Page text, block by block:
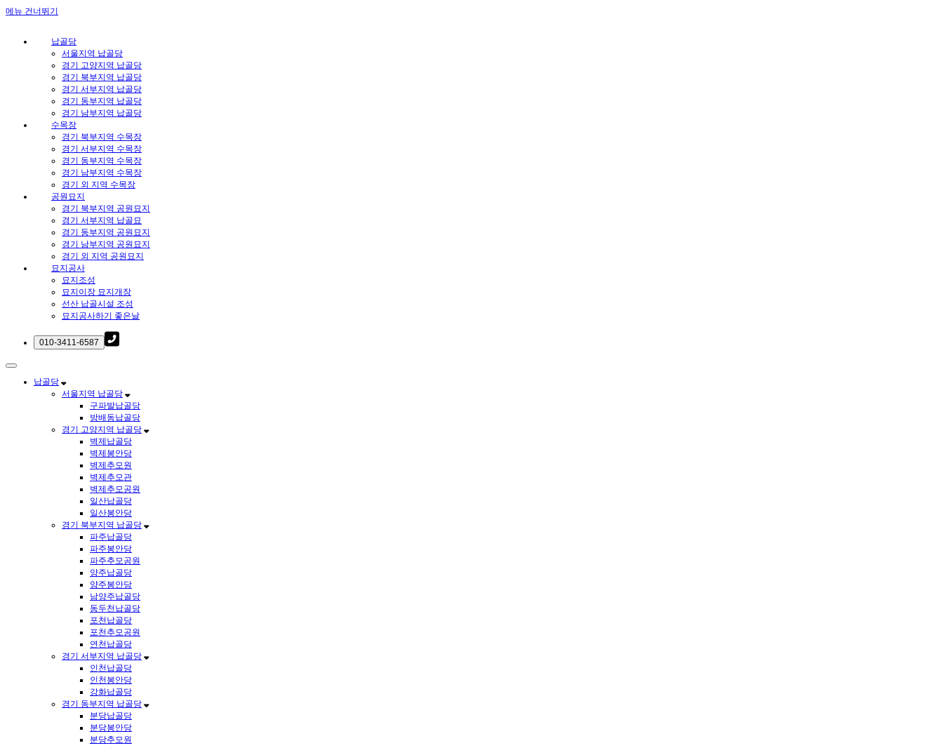
메뉴 건너뛰기
납골당
서울지역 납골당
경기 고양지역 납골당
경기 북부지역 납골당
경기 서부지역 납골당
경기 동부지역 납골당
경기 남부지역 납골당
수목장
경기 북부지역 수목장
경기 서부지역 수목장
경기 동부지역 수목장
경기 남부지역 수목장
경기 외 지역 수목장
공원묘지
경기 북부지역 공원묘지
경기 서부지역 납골묘
경기 동부지역 공원묘지
경기 남부지역 공원묘지
경기 외 지역 공원묘지
묘지공사
묘지조성
묘지이장 묘지개장
선산 납골시설 조성
묘지공사하기 좋은날
납골당
서울지역 납골당
구파발납골당
방배동납골당
경기 고양지역 납골당
벽제납골당
벽제봉안당
벽제추모원
벽제추모관
벽제추모공원
일산납골당
일산봉안당
경기 북부지역 납골당
파주납골당
파주봉안당
파주추모공원
양주납골당
양주봉안당
남양주납골당
동두천납골당
포천납골당
포천추모공원
연천납골당
경기 서부지역 납골당
인천납골당
인천봉안당
강화납골당
경기 동부지역 납골당
분당납골당
분당봉안당
분당추모원